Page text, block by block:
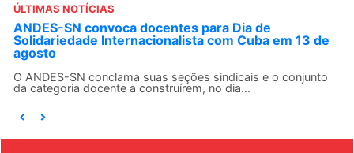
ÚLTIMAS NOTÍCIAS
ANDES-SN convoca docentes para Dia de
Solidariedade Internacionalista com Cuba em 13 de
agosto
O ANDES-SN conclama suas seções sindicais e o conjunto
da categoria docente a construírem, no dia...